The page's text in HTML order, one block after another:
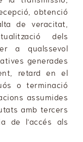
obtenció
de veracitat,
dels
a qualssevol
generades
retard en el
o terminació
assumides
amb tercers
de l’accés als